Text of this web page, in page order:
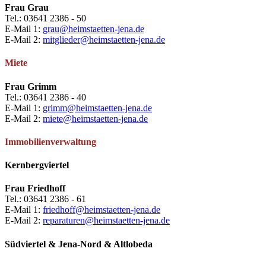
Frau Grau
Tel.: 03641 2386 - 50
E-Mail 1: grau@heimstaetten-jena.de
E-Mail 2: mitglieder@heimstaetten-jena.de
Miete
Frau Grimm
Tel.: 03641 2386 - 40
E-Mail 1: grimm@heimstaetten-jena.de
E-Mail 2: miete@heimstaetten-jena.de
Immobilienverwaltung
Kernbergviertel
Frau Friedhoff
Tel.: 03641 2386 - 61
E-Mail 1: friedhoff@heimstaetten-jena.de
E-Mail 2: reparaturen@heimstaetten-jena.de
Südviertel & Jena-Nord & Altlobeda